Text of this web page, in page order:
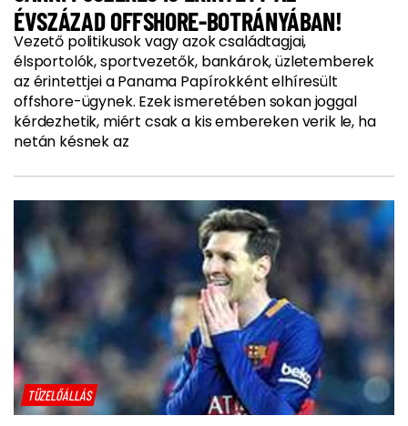
ÉVSZÁZAD OFFSHORE-BOTRÁNYÁBAN!
Vezető politikusok vagy azok családtagjai,
élsportolók, sportvezetők, bankárok, üzletemberek
az érintettjei a Panama Papírokként elhíresült
offshore-ügynek. Ezek ismeretében sokan joggal
kérdezhetik, miért csak a kis embereken verik le, ha
netán késnek az
TÜZELŐÁLLÁS